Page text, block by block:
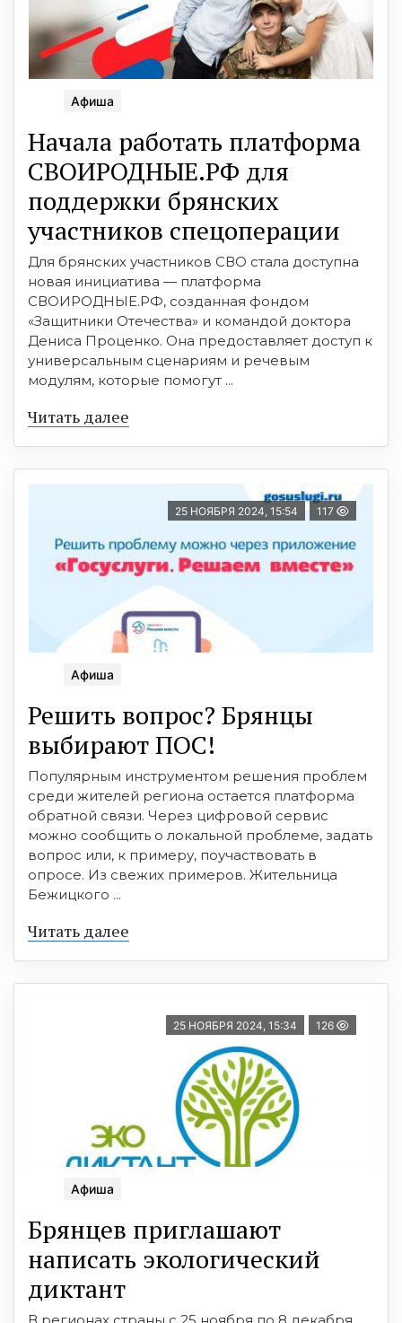
Афиша
Начала работать платформа
СВОИРОДНЫЕ.РФ для
поддержки брянских
участников спецоперации
Для брянских участников СВО стала доступна
новая инициатива — платформа
СВОИРОДНЫЕ.РФ, созданная фондом
«Защитники Отечества» и командой доктора
Дениса Проценко. Она предоставляет доступ к
универсальным сценариям и речевым
модулям, которые помогут ...
Читать далее
25 НОЯБРЯ 2024, 15:54 117
Афиша
Решить вопрос? Брянцы
выбирают ПОС!
Популярным инструментом решения проблем
среди жителей региона остается платформа
обратной связи. Через цифровой сервис
можно сообщить о локальной проблеме, задать
вопрос или, к примеру, поучаствовать в
опросе. Из свежих примеров. Жительница
Бежицкого ...
Читать далее
25 НОЯБРЯ 2024, 15:34 126
Афиша
Брянцев приглашают
написать экологический
диктант